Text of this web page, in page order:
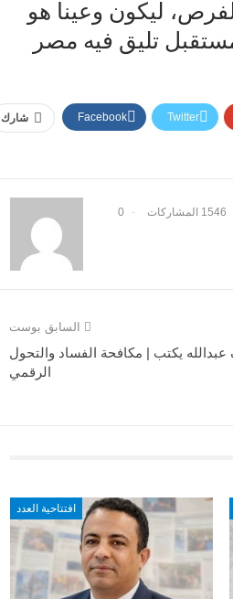
ليكون وعينا هو
تليق فيه مصر
شارك Facebook Twitter
1546 المشاركات 0
السابق بوست
يكتب | مكافحة الفساد والتحول
الرقمي
افتتاحية العدد